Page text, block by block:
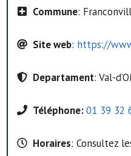
Commune:
Site web: https://
Departament: Val-
Téléphone:01 39 32
Horaires: Consultez